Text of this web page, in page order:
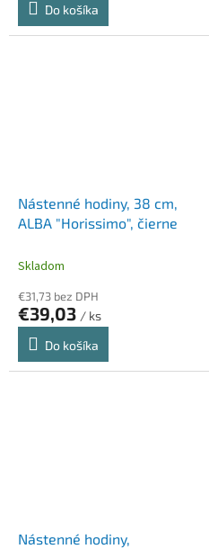
Do košíka
Nástenné hodiny, 38 cm,
ALBA "Horissimo", čierne
Skladom
€31,73 bez DPH
€39,03 / ks
Do košíka
Nástenné hodiny,